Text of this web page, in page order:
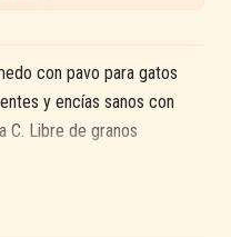
con pavo para gatos
y encías sanos con
C. Libre de granos